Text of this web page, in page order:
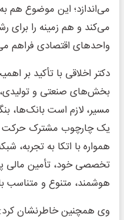
می‌اندازد؛ این موضوع هم
می‌کند و هم زمینه را برای
واحدهای اقتصادی فراهم
دکتر اخلاقی با تأکید بر
بخش‌های صنعتی و
مسیر، لازم است بانک‌ها،
یک چارچوب مشترک حرکت
همواره با اتکا به تجربه،
تخصصی خود، تأمین مالی
هوشمند، متنوع و متناسب
وی همچنین خاطرنشان کرد: